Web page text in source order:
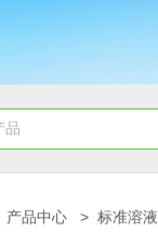
产品中心 >标准溶液